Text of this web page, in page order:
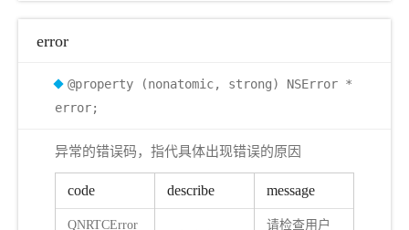
error
@property (nonatomic, strong) NSError *
error;
异常的错误码，指代具体出现错误的原因
code describe message
QNRTCError
请检查用户